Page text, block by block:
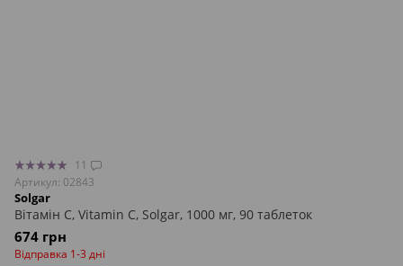
11
Артикул: 02843
Solgar
Вітамін С, Vitamin C, Solgar, 1000 мг, 90 таблеток
674 грн
Відправка 1-3 дні